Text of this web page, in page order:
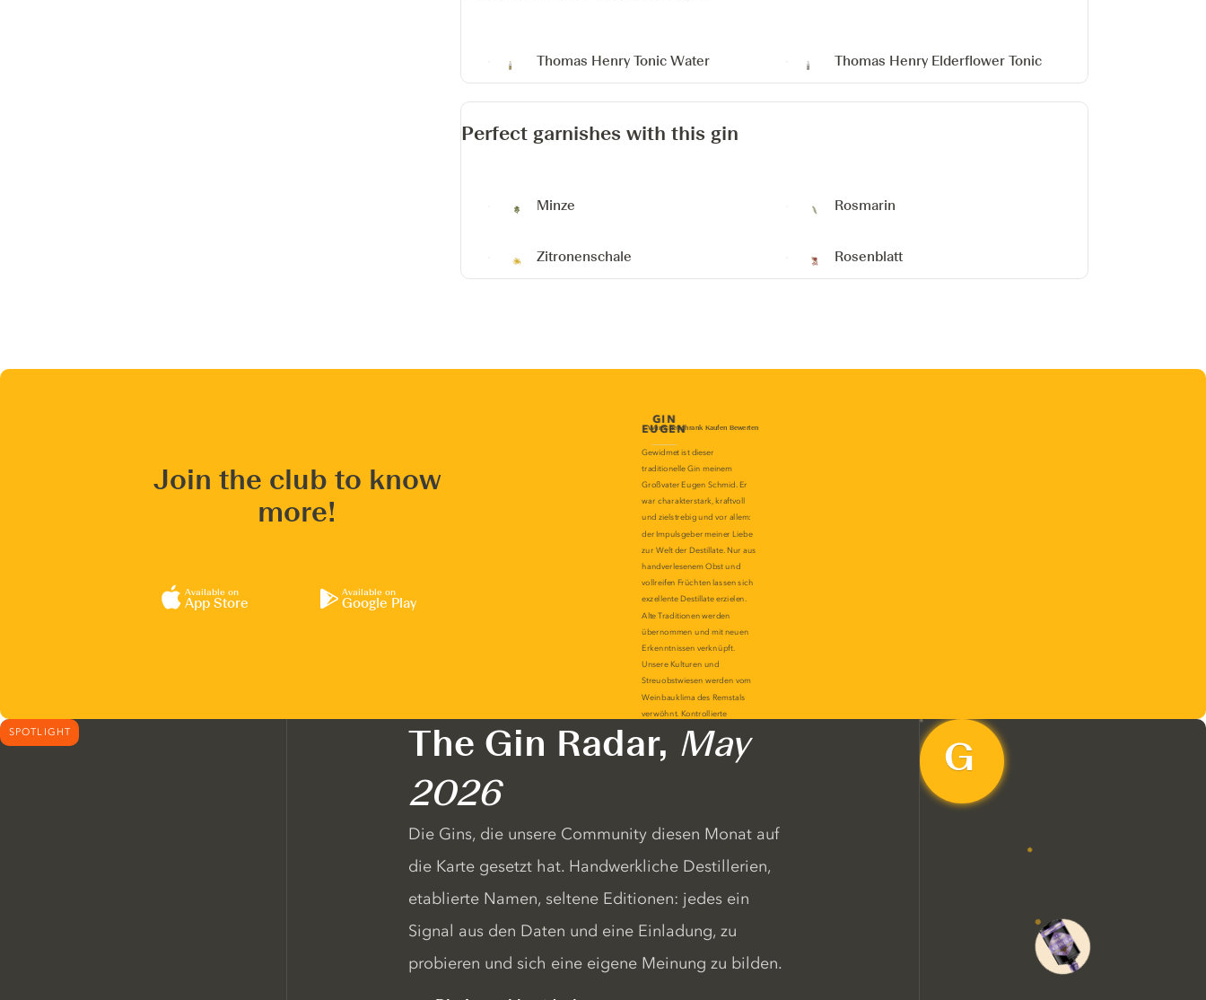
Thomas Henry Tonic Water Thomas Henry Elderflower Tonic
Perfect garnishes with this gin
Minze Rosmarin
Zitronenschale Rosenblatt
Join the club to know
more!
Available on
App Store
Available on
Google Play
SPOTLIGHT The Gin Radar, May
2026
Die Gins, die unsere Community diesen Monat auf
die Karte gesetzt hat. Handwerkliche Destillerien,
etablierte Namen, seltene Editionen: jedes ein
Signal aus den Daten und eine Einladung, zu
probieren und sich eine eigene Meinung zu bilden.